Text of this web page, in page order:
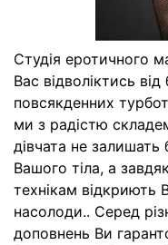
Студія еротичного
Вас відволіктись
повсякденних
ми з радістю
дівчата не
Вашого тіла, а
технікам відкриють
насолоди.. Серед
доповнень Ви